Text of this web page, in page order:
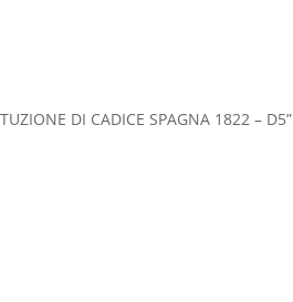
DI CADICE SPAGNA 1822 – D5”